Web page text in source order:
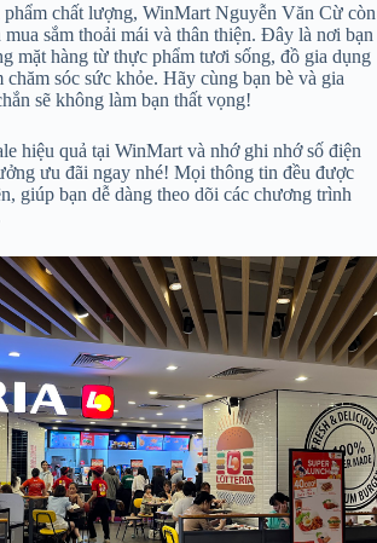
phẩm chất lượng, WinMart Nguyễn Văn Cừ còn
sắm thoải mái và thân thiện. Đây là nơi bạn
mặt hàng từ thực phẩm tươi sống, đồ gia dụng
chăm sóc sức khỏe. Hãy cùng bạn bè và gia
sẽ không làm bạn thất vọng!
hiệu quả tại WinMart và nhớ ghi nhớ số điện
ưu đãi ngay nhé! Mọi thông tin đều được
giúp bạn dễ dàng theo dõi các chương trình